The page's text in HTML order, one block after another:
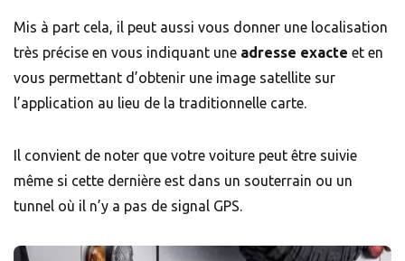
Mis à part cela, il peut aussi vous donner une localisation
très précise en vous indiquant une adresse exacte et en
vous permettant d’obtenir une image satellite sur
l’application au lieu de la traditionnelle carte.
Il convient de noter que votre voiture peut être suivie
même si cette dernière est dans un souterrain ou un
tunnel où il n’y a pas de signal GPS.